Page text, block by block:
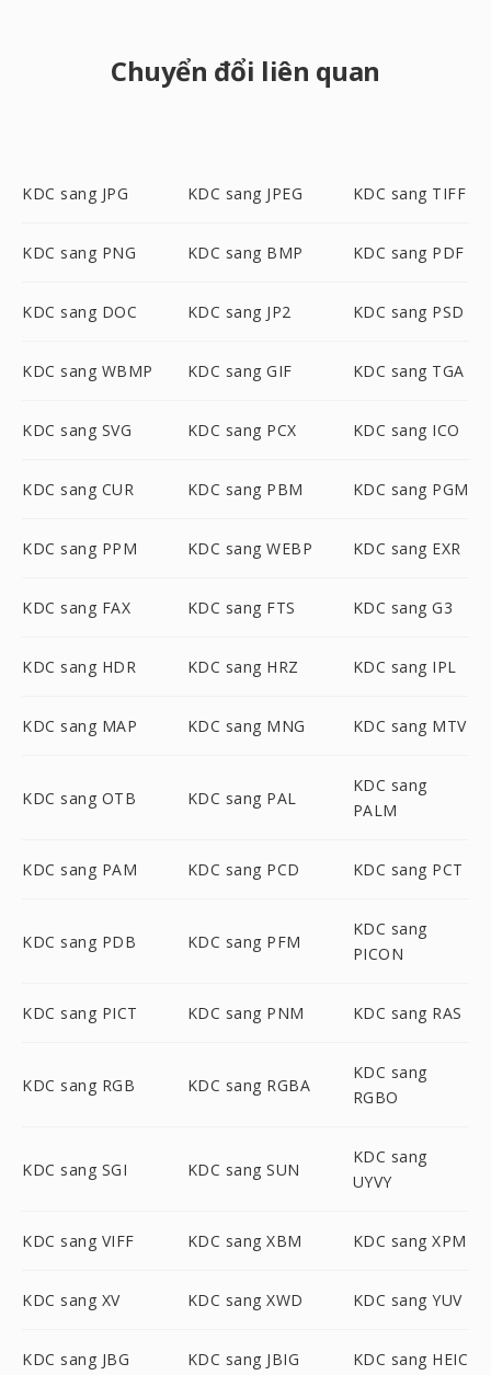
Chuyển đổi liên quan
KDC sang JPG KDC sang JPEG KDC sang TIFF
KDC sang PNG KDC sang BMP KDC sang PDF
KDC sang DOC KDC sang JP2 KDC sang PSD
KDC sang WBMP KDC sang GIF KDC sang TGA
KDC sang SVG KDC sang PCX KDC sang ICO
KDC sang CUR KDC sang PBM KDC sang PGM
KDC sang PPM KDC sang WEBP KDC sang EXR
KDC sang FAX KDC sang FTS KDC sang G3
KDC sang HDR KDC sang HRZ KDC sang IPL
KDC sang MAP KDC sang MNG KDC sang MTV
KDC sang OTB KDC sang PAL
KDC sang
PALM
KDC sang PAM KDC sang PCD KDC sang PCT
KDC sang PDB KDC sang PFM
KDC sang
PICON
KDC sang PICT KDC sang PNM KDC sang RAS
KDC sang RGB KDC sang RGBA
KDC sang
RGBO
KDC sang SGI KDC sang SUN
KDC sang
UYVY
KDC sang VIFF KDC sang XBM KDC sang XPM
KDC sang XV KDC sang XWD KDC sang YUV
KDC sang JBG KDC sang JBIG KDC sang HEIC